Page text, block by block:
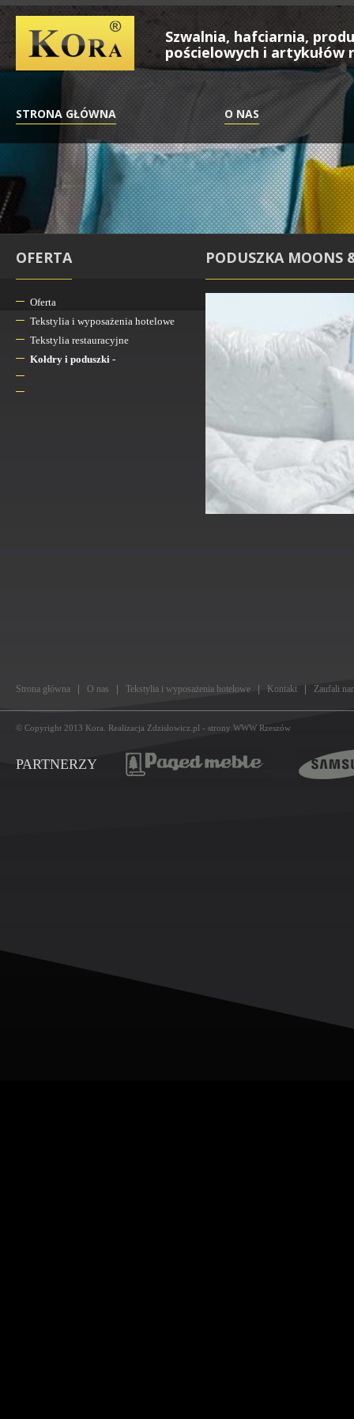
Szwalnia, hafciarnia,
pościelowych i artykułów
STRONA GŁÓWNA O NAS
OFERTA
Oferta
Tekstylia i wyposażenia hotelowe
Tekstylia restauracyjne
Kołdry i poduszki -
PODUSZKA MOONS
Strona główna O nas Tekstylia i wyposażenia hotelowe Kontakt Zaufali
© Copyright 2013 Kora . Realizacja Zdzislowicz.pl - strony WWW Rzeszów
PARTNERZY